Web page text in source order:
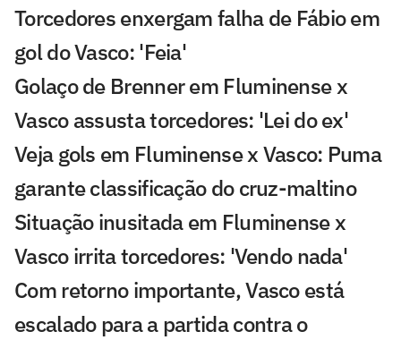
Torcedores enxergam falha de Fábio em
gol do Vasco: 'Feia'
Golaço de Brenner em Fluminense x
Vasco assusta torcedores: 'Lei do ex'
Veja gols em Fluminense x Vasco: Puma
garante classificação do cruz-maltino
Situação inusitada em Fluminense x
Vasco irrita torcedores: 'Vendo nada'
Com retorno importante, Vasco está
escalado para a partida contra o